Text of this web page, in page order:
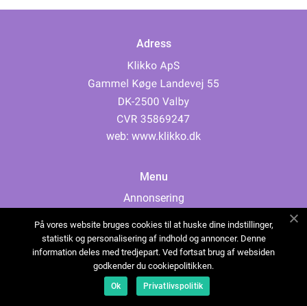
Adress
web: www.klikko.dk
Menu
Annonsering
Cookies
Kontakta oss
Sitemap
På vores website bruges cookies til at huske dine indstillinger,
statistik og personalisering af indhold og annoncer. Denne
information deles med tredjepart. Ved fortsat brug af websiden
godkender du cookiepolitikken.
Ok Privatlivspolitik